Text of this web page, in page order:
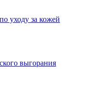
уходу за кожей
выгорания